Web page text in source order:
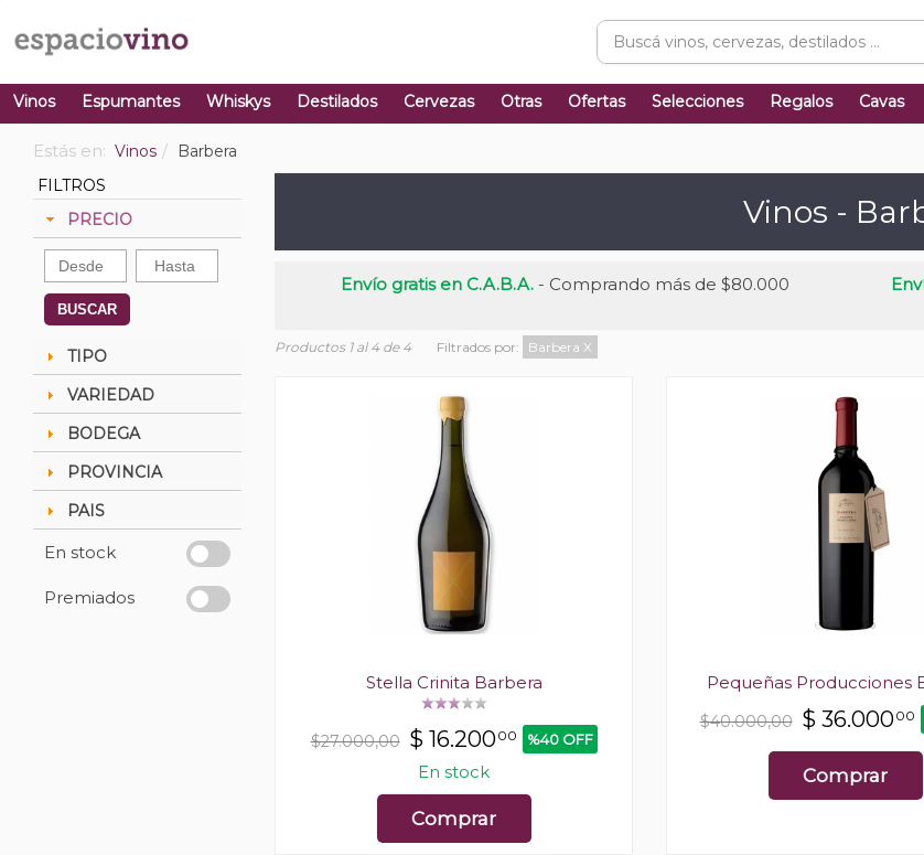
Vinos Espumantes Whiskys Destilados Cervezas Otras Ofertas Selecciones Regalos Cavas
Estás en: Vinos
Barbera
FILTROS
PRECIO
BUSCAR
TIPO
VARIEDAD
BODEGA
PROVINCIA
PAIS
En stock
Premiados
Vinos -
Envío gratis en C.A.B.A. - Comprando más de $80.000
Productos 1 al 4 de 4 Filtrados por: Barbera X
Stella Crinita Barbera
$27.000,00 $ 16.20000 %40 OFF
En stock
Comprar
Pequeñas Producciones
$40.000,00 $ 36.00000
Comprar